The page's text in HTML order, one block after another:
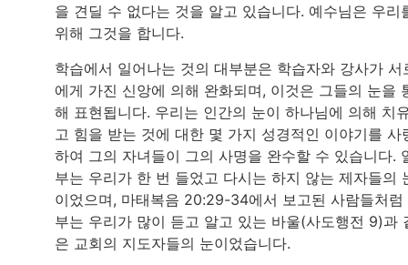
을 견딜 수 없다는 것을 알고 있습니다. 예수님은 우리
위해 그것을 합니다.
학습에서 일어나는 것의 대부분은 학습자와 강사가 서
에게 가진 신앙에 의해 완화되며, 이것은 그들의 눈을
해 표현됩니다. 우리는 인간의 눈이 하나님에 의해 치
고 힘을 받는 것에 대한 몇 가지 성경적인 이야기를 사
하여 그의 자녀들이 그의 사명을 완수할 수 있습니다.
부는 우리가 한 번 들었고 다시는 하지 않는 제자들의
이었으며, 마태복음 20:29-34에서 보고된 사람들처럼
부는 우리가 많이 듣고 알고 있는 바울(사도행전 9)과
은 교회의 지도자들의 눈이었습니다.